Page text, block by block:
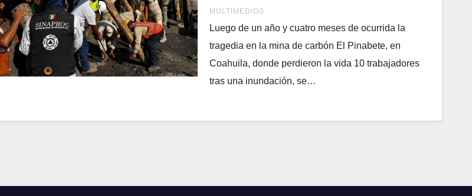
MULTIMEDIOS
Luego de un año y cuatro meses de ocurrida la
tragedia en la mina de carbón El Pinabete, en
Coahuila, donde perdieron la vida 10 trabajadores
tras una inundación, se…